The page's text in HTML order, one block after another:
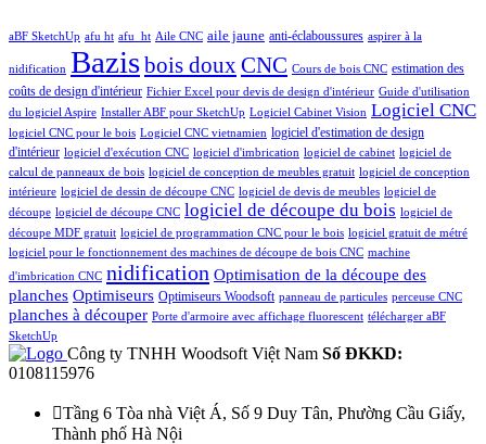
aBF SketchUp afu ht afu_ht Aile CNC aile jaune anti-éclaboussures aspirer à la
nidification Bazisbois doux CNC Cours de bois CNC estimation des
coûts de design d'intérieur Fichier Excel pour devis de design d'intérieur Guide d'utilisation
du logiciel Aspire Installer ABF pour SketchUp Logiciel Cabinet Vision Logiciel CNC
logiciel CNC pour le bois Logiciel CNC vietnamien logiciel d'estimation de design
d'intérieur logiciel d'exécution CNC logiciel d'imbrication logiciel de cabinet logiciel de
calcul de panneaux de bois logiciel de conception de meubles gratuit logiciel de conception
intérieure logiciel de dessin de découpe CNC logiciel de devis de meubles logiciel de
découpe logiciel de découpe CNC logiciel de découpe du bois logiciel de
découpe MDF gratuit logiciel de programmation CNC pour le bois logiciel gratuit de métré
logiciel pour le fonctionnement des machines de découpe de bois CNC machine
d'imbrication CNC nidification Optimisation de la découpe des
planches Optimiseurs Optimiseurs Woodsoft panneau de particules perceuse CNC
planches à découper Porte d'armoire avec affichage fluorescent télécharger aBF
SketchUp
Công ty TNHH Woodsoft Việt Nam Số ĐKKD:
0108115976
Tầng 6 Tòa nhà Việt Á, Số 9 Duy Tân, Phường Cầu Giấy,
Thành phố Hà Nội